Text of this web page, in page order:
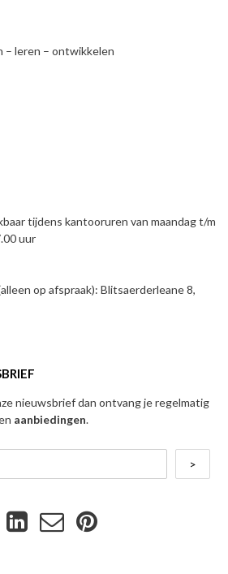
– leren – ontwikkelen
tijdens kantooruren van maandag t/m
uur
op afspraak): Blitsaerderleane 8,
nieuwsbrief dan ontvang je regelmatig
aanbiedingen.